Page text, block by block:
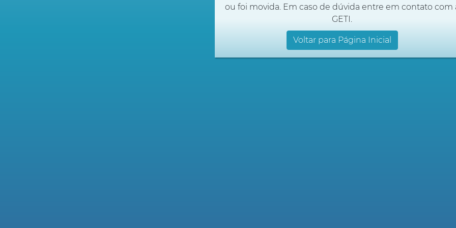
ou foi movida. Em caso de dúvida entre em contato com
GETI.
Voltar para Página Inicial